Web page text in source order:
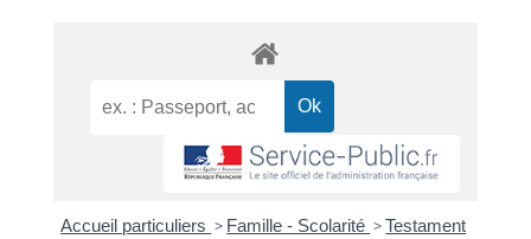
Accueil particuliers > Famille - Scolarité >Testament